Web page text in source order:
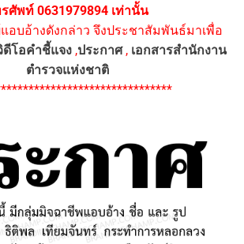
ศัพท์ 0631979894 เท่านั้น
อบอ้างดังกล่าว จึงประชาสัมพันธ์มาเพื่อ
ดีโอคำชี้แจง ,ประกาศ, เอกสารสำนักงาน
ตำรวจแห่งชาติ